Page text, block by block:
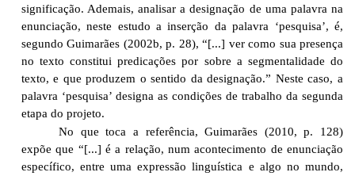
significação. Ademais, analisar a designação de uma palavra na
enunciação, neste estudo a inserção da palavra ‘pesquisa’, é,
segundo Guimarães (2002b, p. 28), “[...] ver como sua presença
no texto constitui predicações por sobre a segmentalidade do
texto, e que produzem o sentido da designação.” Neste caso, a
palavra ‘pesquisa’ designa as condições de trabalho da segunda
etapa do projeto.
No que toca a referência, Guimarães (2010, p. 128)
expõe que “[...] é a relação, num acontecimento de enunciação
específico, entre uma expressão linguística e algo no mundo,